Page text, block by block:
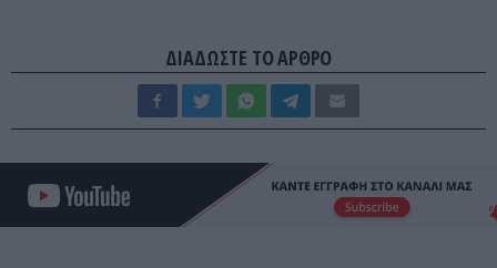
ΔΙΑΔΩΣΤΕ ΤΟ ΑΡΘΡΟ